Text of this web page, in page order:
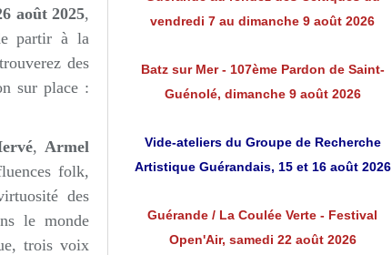
août 2025,
partir à la
des
sur place :
,Armel
folk,
des
le monde
trois voix
vendredi 7 au dimanche 9 août 2026
Batz sur Mer - 107ème Pardon de Saint-
Guénolé, dimanche 9 août 2026
Vide-ateliers du Groupe de Recherche
Artistique Guérandais, 15 et 16 août 2026
Guérande / La Coulée Verte - Festival
Open'Air, samedi 22 août 2026